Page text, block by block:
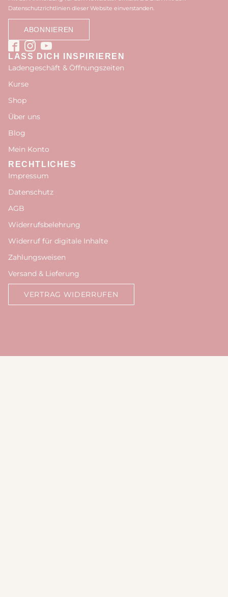
Datenschutzrichtlinien dieser Website einverstanden.
LASS DICH INSPIRIEREN
Ladengeschäft & Öffnungszeiten
Kurse
Shop
Über uns
Blog
Mein Konto
RECHTLICHES
Impressum
Datenschutz
AGB
Widerrufsbelehrung
Widerruf für digitale Inhalte
Zahlungsweisen
Versand & Lieferung
VERTRAG WIDERRUFEN